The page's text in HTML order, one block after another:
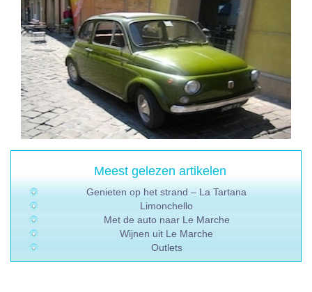
Meest gelezen artikelen
Genieten op het strand – La Tartana
Limonchello
Met de auto naar Le Marche
Wijnen uit Le Marche
Outlets